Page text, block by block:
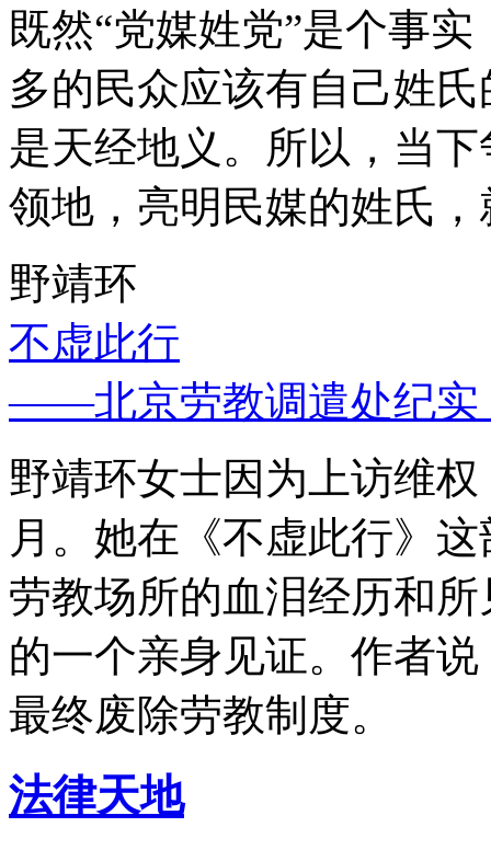
既然“党媒姓党”是个事
多的民众应该有自己姓
是天经地义。所以，当
领地，亮明民媒的姓氏
野靖环
不虚此行
——北京劳教调遣处纪实
野靖环女士因为上访维
月。她在《不虚此行》
劳教场所的血泪经历和
的一个亲身见证。作者
最终废除劳教制度。
法律天地